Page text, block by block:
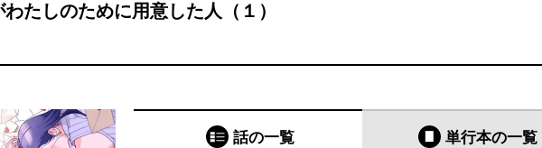
たしのために用意した人（１）
話の一覧 単行本の一覧